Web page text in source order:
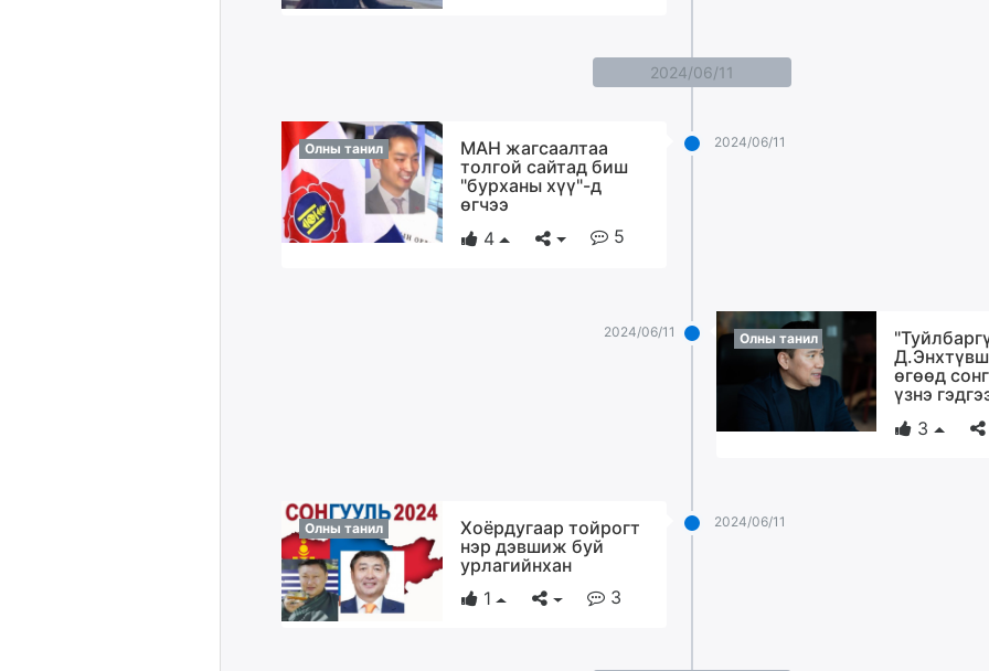
2024/06/11
2024/06/11
Олны танил
МАН жагсаалтаа
толгой сайтад биш
"бурханы хүү"-д
өгчээ
4
5
2024/06/11 Олны танил
өгөөд
үзнэ
3
2024/06/11
Олны танил
Хоёрдугаар тойрогт
нэр дэвшиж буй
урлагийнхан
1
3